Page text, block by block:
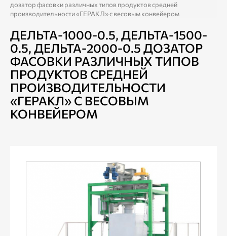
дозатор фасовки различных типов продуктов средней
производительности «ГЕРАКЛ» с весовым конвейером
ДЕЛЬТА-1000-0.5, ДЕЛЬТА-1500-
0.5, ДЕЛЬТА-2000-0.5 ДОЗАТОР
ФАСОВКИ РАЗЛИЧНЫХ ТИПОВ
ПРОДУКТОВ СРЕДНЕЙ
ПРОИЗВОДИТЕЛЬНОСТИ
«ГЕРАКЛ» С ВЕСОВЫМ
КОНВЕЙЕРОМ